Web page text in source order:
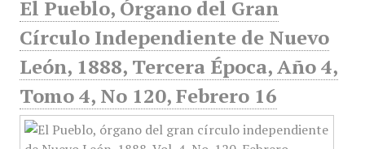
El Pueblo, Órgano del Gran
Círculo Independiente de Nuevo
León, 1888, Tercera Época, Año 4,
Tomo 4, No 120, Febrero 16